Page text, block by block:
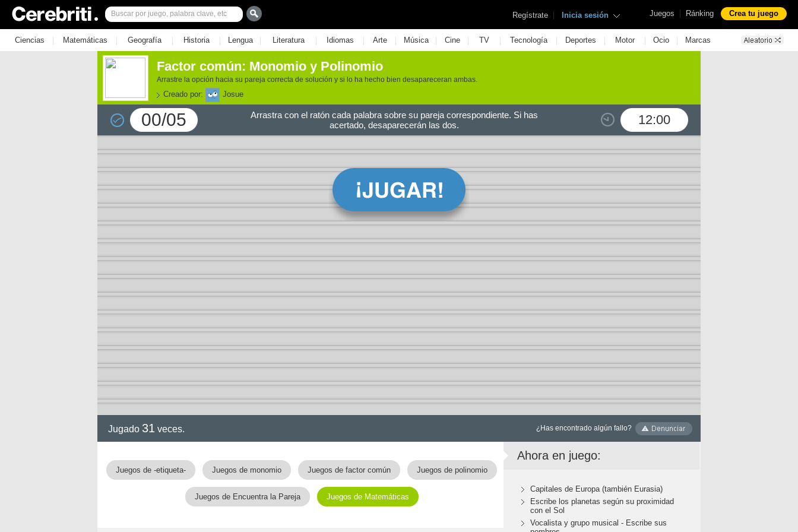
Juegos | Ránking Crea tu juego
Regístrate | Inicia sesión
Ciencias | Matemáticas | Geografía | Historia | Lengua | Literatura | Idiomas | Arte | Música | Cine | TV | Tecnología | Deportes | Motor | Ocio | Marcas
Factor común: Monomio y Polinomio
Arrastre la opción hacia su pareja correcta de solución y si lo ha hecho bien desapareceran ambas.
Creado por: Josue
00/05 12:00
Arrastra con el ratón cada palabra sobre su pareja correspondiente. Si has
acertado, desaparecerán las dos.
Jugado 31 veces. ¿Has encontrado algún fallo?
Juegos de -etiqueta- Juegos de monomio Juegos de factor común Juegos de polinomio
Juegos de Encuentra la Pareja Juegos de Matemáticas
Ahora en juego:
Capitales de Europa (también Eurasia)
Escribe los planetas según su proximidad
con el Sol
Vocalista y grupo musical - Escribe sus